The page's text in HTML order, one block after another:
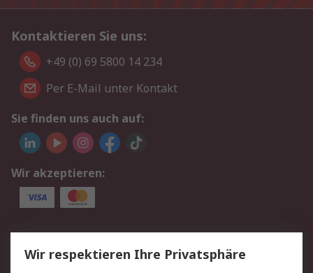
Kontaktieren Sie uns:
+49 (0) 69 5800 14 234
Per E-Mail unter Kontakt
Sie finden uns auch auf:
Wir akzeptieren:
Service
Value Added Services
Lieferlösungen
Wir respektieren Ihre Privatsphäre